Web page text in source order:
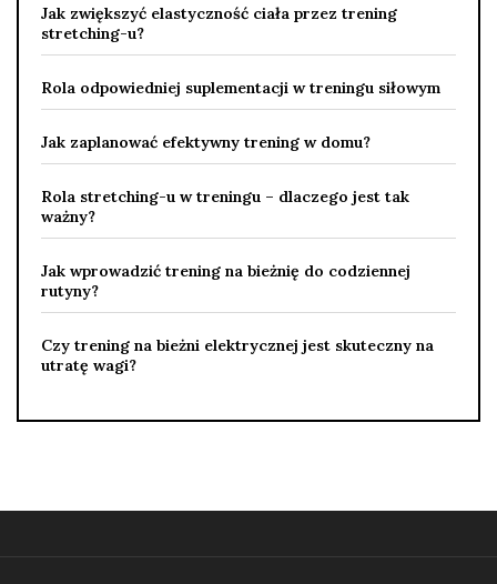
Jak zwiększyć elastyczność ciała przez trening
stretching-u?
Rola odpowiedniej suplementacji w treningu siłowym
Jak zaplanować efektywny trening w domu?
Rola stretching-u w treningu – dlaczego jest tak
ważny?
Jak wprowadzić trening na bieżnię do codziennej
rutyny?
Czy trening na bieżni elektrycznej jest skuteczny na
utratę wagi?